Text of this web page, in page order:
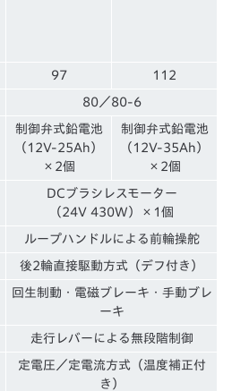
97 112
80／80-6
制御弁式鉛電池
（12V-25Ah）
×2個
制御弁式鉛電池
（12V-35Ah）
×2個
DCブラシレスモーター
（24V 430W）×1個
ループハンドルによる前輪操舵
後2輪直接駆動方式（デフ付き）
回生制動・電磁ブレーキ・手動ブレ
ーキ
走行レバーによる無段階制御
定電圧／定電流方式（温度補正付
き）